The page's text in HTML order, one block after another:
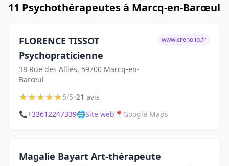
11 Psychothérapeutes à Marcq-en-Barœul
FLORENCE TISSOT
Psychopraticienne
38 Rue des Alliés, 59700 Marcq-en-
Barœul
www.crenolib.fr
★★★★★5/5•21 avis
📞+33612247339🌐Site web 📍 Google Maps
Magalie Bayart Art-thérapeute